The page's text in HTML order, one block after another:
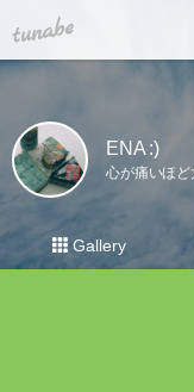
tuna.be
ENA :)
Gallery